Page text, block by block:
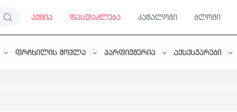
აქცია ფასდაკლება კატალოგი ბლოგი
ფრჩხილის მოვლა პარფიუმერია აქსესუარები